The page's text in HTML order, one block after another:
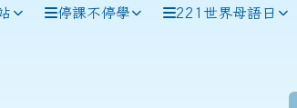
停課不停學 221世界母語日